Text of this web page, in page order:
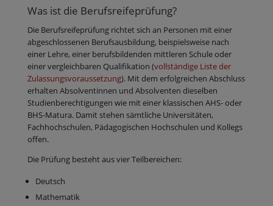
Was ist die Berufsreifeprüfung?
Die Berufsreifeprüfung richtet sich an Personen mit einer
abgeschlossenen Berufsausbildung, beispielsweise nach
einer Lehre, einer berufsbildenden mittleren Schule oder
einer vergleichbaren Qualifikation (vollständige Liste der
Zulassungsvoraussetzung). Mit dem erfolgreichen Abschluss
erhalten Absolventinnen und Absolventen dieselben
Studienberechtigungen wie mit einer klassischen AHS- oder
BHS-Matura. Damit stehen sämtliche Universitäten,
Fachhochschulen, Pädagogischen Hochschulen und Kollegs
offen.
Die Prüfung besteht aus vier Teilbereichen:
Deutsch
Mathematik